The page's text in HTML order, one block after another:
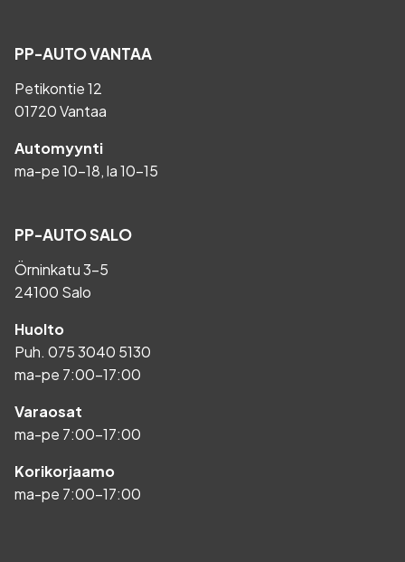
PP-AUTO VANTAA
Petikontie 12
01720 Vantaa
Automyynti
ma-pe 10-18, la 10-15
PP-AUTO SALO
Örninkatu 3-5
24100 Salo
Huolto
Puh. 075 3040 5130
ma-pe 7:00-17:00
Varaosat
ma-pe 7:00-17:00
Korikorjaamo
ma-pe 7:00-17:00